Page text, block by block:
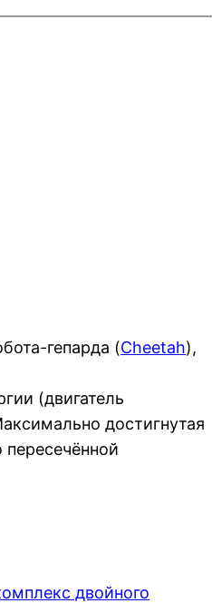
гепарда (Cheetah),
(двигатель
достигнутая
двойного